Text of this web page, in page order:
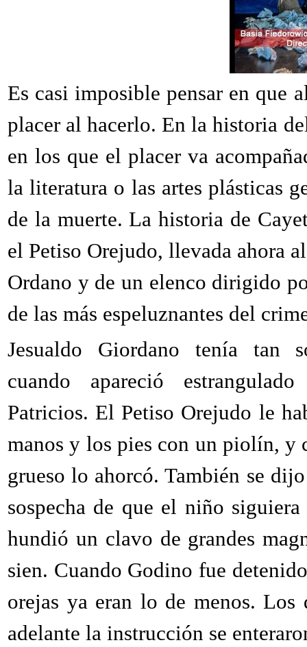
Es casi imposible pensar en que
placer al hacerlo. En la historia
en los que el placer va
la literatura o las artes plásticas
de la muerte. La historia de
el Petiso Orejudo, llevada ahora
Ordano y de un elenco dirigido
de las más espeluznantes del
Jesualdo Giordano tenía tan
cuando apareció
Patricios. El Petiso Orejudo le
manos y los pies con un piolín, y
grueso lo ahorcó. También se
sospecha de que el niño
hundió un clavo de grandes
sien. Cuando Godino fue
orejas ya eran lo de menos. Los
adelante la instrucción se